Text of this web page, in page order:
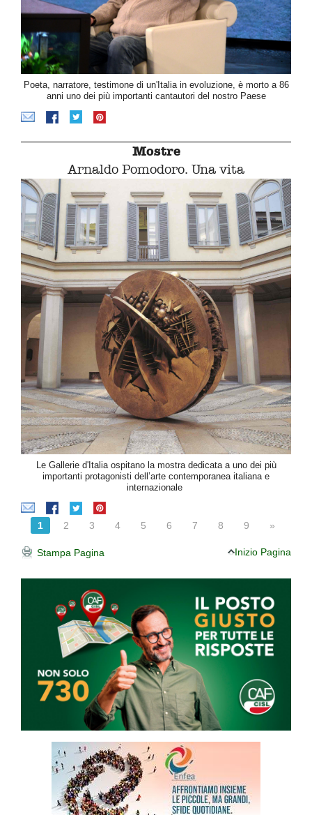
Poeta, narratore, testimone di un'Italia in evoluzione, è morto a 86
anni uno dei più importanti cantautori del nostro Paese
Mostre
Arnaldo Pomodoro. Una vita
Le Gallerie d'Italia ospitano la mostra dedicata a uno dei più
importanti protagonisti dell’arte contemporanea italiana e
internazionale
1 2 3 4 5 6 7 8 9 »
Stampa Pagina Inizio Pagina